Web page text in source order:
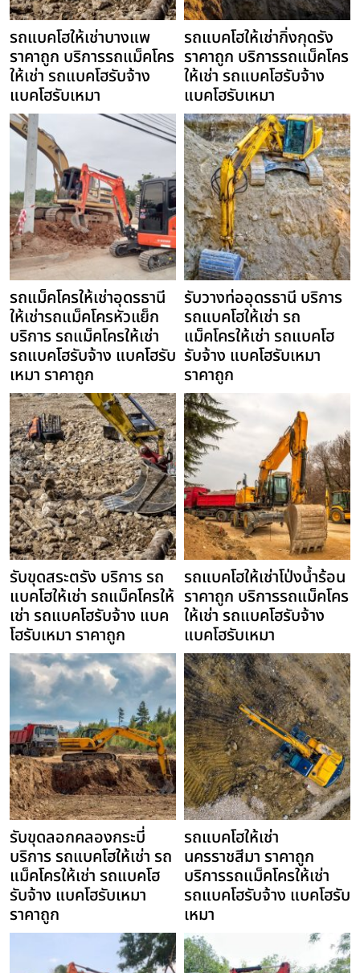
รถแบคโฮให้เช่าบางแพ
ราคาถูก บริการรถแม็คโคร
ให้เช่า รถแบคโฮรับจ้าง
แบคโฮรับเหมา
รถแบคโฮให้เช่ากิ่งกุดรัง
ราคาถูก บริการรถแม็คโคร
ให้เช่า รถแบคโฮรับจ้าง
แบคโฮรับเหมา
รถแม็คโครให้เช่าอุดรธานี
ให้เช่ารถแม็คโครหัวแย็ก
บริการ รถแม็คโครให้เช่า
รถแบคโฮรับจ้าง แบคโฮรับ
เหมา ราคาถูก
รับวางท่ออุดรธานี บริการ
รถแบคโฮให้เช่า รถ
แม็คโครให้เช่า รถแบคโฮ
รับจ้าง แบคโฮรับเหมา
ราคาถูก
รับขุดสระตรัง บริการ รถ
แบคโฮให้เช่า รถแม็คโครให้
เช่า รถแบคโฮรับจ้าง แบค
โฮรับเหมา ราคาถูก
รถแบคโฮให้เช่าโป่งน้ำร้อน
ราคาถูก บริการรถแม็คโคร
ให้เช่า รถแบคโฮรับจ้าง
แบคโฮรับเหมา
รับขุดลอกคลองกระบี่
บริการ รถแบคโฮให้เช่า รถ
แม็คโครให้เช่า รถแบคโฮ
รับจ้าง แบคโฮรับเหมา
ราคาถูก
รถแบคโฮให้เช่า
นครราชสีมา ราคาถูก
บริการรถแม็คโครให้เช่า
รถแบคโฮรับจ้าง แบคโฮรับ
เหมา